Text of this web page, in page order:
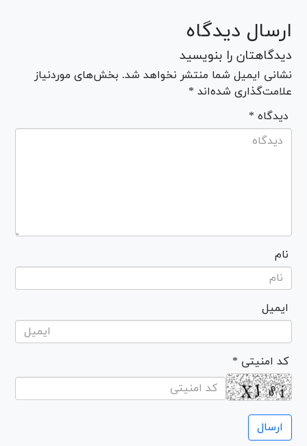
ارسال دیدگاه
دیدگاهتان را بنویسید
نشانی ایمیل شما منتشر نخواهد شد. بخش‌های موردنیاز
علامت‌گذاری شده‌اند *
* دیدگاه
نام
ایمیل
* کد امنیتی